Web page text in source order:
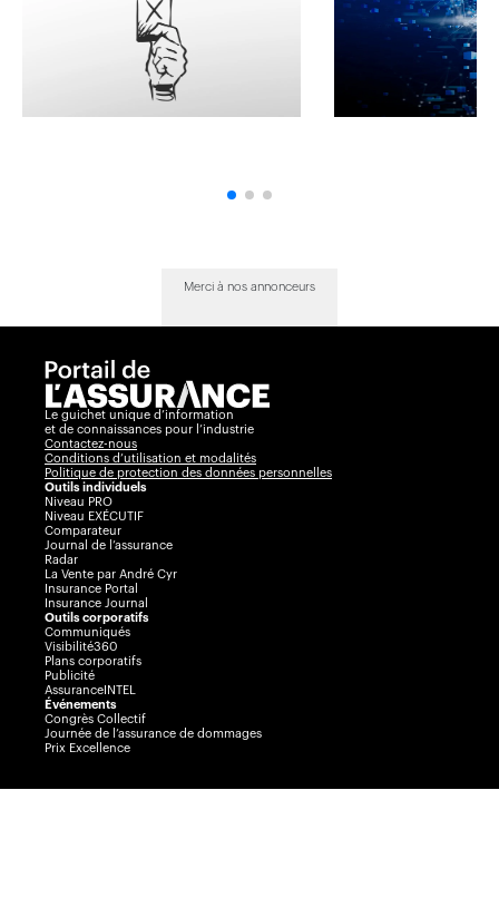
Merci à nos annonceurs
Le guichet unique d’information
et de connaissances pour l’industrie
Contactez-nous
Conditions d’utilisation et modalités
Politique de protection des données personnelles
Outils individuels
Niveau PRO
Niveau EXÉCUTIF
Comparateur
Journal de l’assurance
Radar
La Vente par André Cyr
Insurance Portal
Insurance Journal
Outils corporatifs
Communiqués
Visibilité360
Plans corporatifs
Publicité
AssuranceINTEL
Événements
Congrès Collectif
Journée de l’assurance de dommages
Prix Excellence